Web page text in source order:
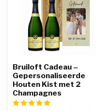
Bruiloft Cadeau –
Gepersonaliseerde
Houten Kist met 2
Champagnes